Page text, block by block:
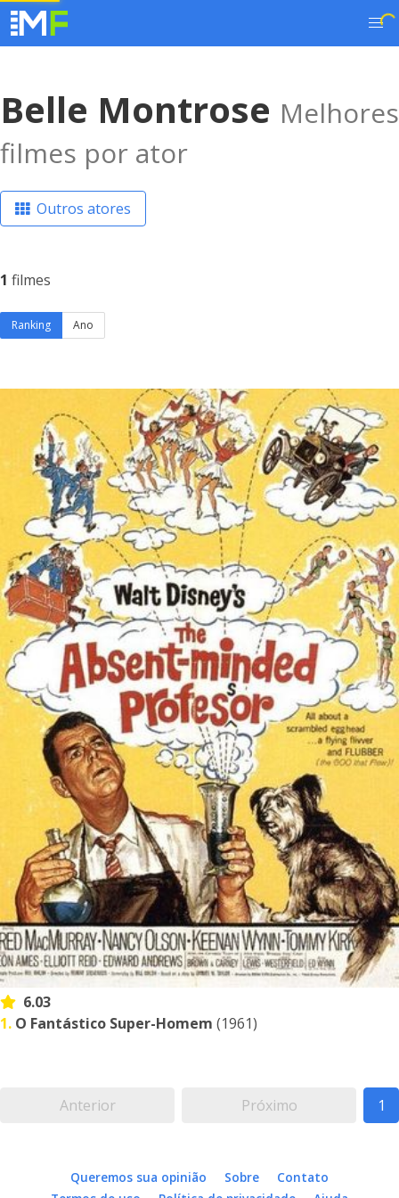
Belle Montrose Melhores
filmes por ator
Outros atores
1 filmes
Ranking Ano
6.03
1. O Fantástico Super-Homem (1961)
Anterior Próximo 1
Queremos sua opinião Sobre
Contato